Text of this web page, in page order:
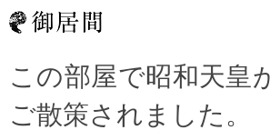
この部屋で昭和天皇
ご散策されました。